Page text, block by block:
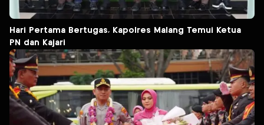
Hari Pertama Bertugas, Kapolres Malang Temui Ketua
PN dan Kajari